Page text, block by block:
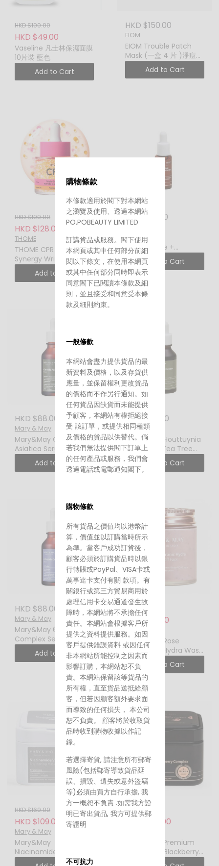
HKD $100.00
HKD $49.00
Vaseline 凡士林保濕面膜
10片裝 藍色
Add to Cart
HKD $150.00
EIOM
EIOM Trouble Patch
Mask (一盒 4 片 )淨痘修
護貼片面膜Add to Cart
HKD $199.00
HKD $128.00
THOME
THOME CPR Triple-
Synergy Wrinkle Care
Serum 30ML 三效協同抗
皺精華Add to Cart
HKD $39.00
Mary & May
Mary&May
Niacinamide +
Chaenomeles Sinensis
Serum MINI 10ML 煙酰胺
+ 木瓜複合亮白精華
Add to Cart
HKD $88.00
Mary & May
Mary&May Centella
Asiatica Serum 30ML 積
雪草舒緩精華Add to Cart
HKD $88.00
Mary & May
Mary&May Houttuynia
Cordata + Tea Tree
Serum 魚腥草茶樹舒緩精
華 30MLAdd to Cart
HKD $88.00
Mary & May
Mary&May 6 Peptide
Complex Serum 30ML
六勝肽複合精華
Add to Cart
HKD $179.00
HKD $115.00
Mary & May
Mary&May Rose
Hyaluronic Hydra Wash
Off Mask Pack 125g大馬
士革玫瑰無花果補水抗氧
泥膜
Add to Cart
HKD $169.00
HKD $109.00
Mary & May
Mary&May
Niacinamide Vitamin C
Brightening Mask 煙酰
HKD $169.00
HKD $109.00
Mary&May Premium
Idebenone Blackberry
Complex Essence
購物條款
本條款適用於閣下對本網站
之瀏覽及使用、透過本網站
PO.POBEAUTY LIMITED
訂講貨品或服務。閣下使用
本網頁或其中任何部分前細
閱以下條文，在使用本網頁
或其中任何部分同時即表示
同意閣下已閱讀本條款及細
則，並且接受和同意受本條
款及細則約束。
一般條款
本網站會盡力提供貨品的最
新資料及價格，以及存貨供
應量，並保留權利更改貨品
的價格而不作另行通知。如
任何貨品因缺貨而未能提供
予顧客，本網站有權拒絕接
受 該訂單，或提供相同種類
及價格的貨品以供替代。倘
若我們無法提供閣下訂單上
的任何產品或服務，我們會
透過電話或電郵通知閣下。
購物條款
所有貨品之價值均以港幣計
算，價值並以訂購當時所示
為準。當客戶成功訂貨後，
顧客必須於訂購貨品時以銀
行轉賬或PayPal、VISA卡或
萬事達卡支付有關 款項。有
關銀行或第三方貿易商用於
處理信用卡交易通道發生故
障時，本網站將不承擔任何
責任。本網站會根據客戶所
提供之資料提供服務。如因
客戶提供錯誤資料 或因任何
非本網站所能控制之因素而
影響訂購，本網站恕不負
責。本網站保留該等貨品的
所有權，直至貨品送抵給顧
客，但若因顧客額外要求面
而導致的任何損失， 本公司
恕不負責。 顧客將於收取貨
品時收到購物收據以作記
錄。
若選擇寄貨, 請注意所有郵寄
風險(包括郵寄導致貨品延
誤、損毀、遺失或意外盜竊
等)必須由買方自行承擔, 我
方一概恕不負責 .如需我方證
明已寄出貨品, 我方可提供郵
寄證明
不可抗力